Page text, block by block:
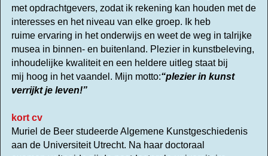
met opdrachtgevers, zodat ik rekening kan houden met de
interesses en het niveau van elke groep. Ik heb
ruime ervaring in het onderwijs en weet de weg in talrijke
musea in binnen- en buitenland. Plezier in kunstbeleving,
inhoudelijke kwaliteit en een heldere uitleg staat bij
mij hoog in het vaandel. Mijn motto:“plezier in kunst
verrijkt je leven!”
kort cv
Muriel de Beer studeerde Algemene Kunstgeschiedenis
aan de Universiteit Utrecht. Na haar doctoraal